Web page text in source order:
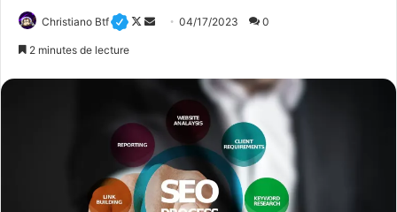
Christiano Btf
Follow
Envoyer04/17/2023 0
2 minutes de lecture